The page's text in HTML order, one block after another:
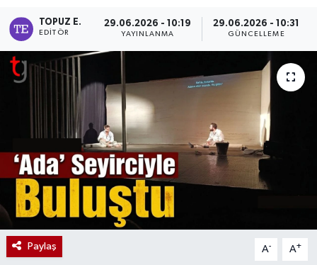
TOPUZ E.
EDITÖR
29.06.2026 - 10:19
YAYINLANMA
29.06.2026 - 10:31
GÜNCELLEME
Paylaş A- A+